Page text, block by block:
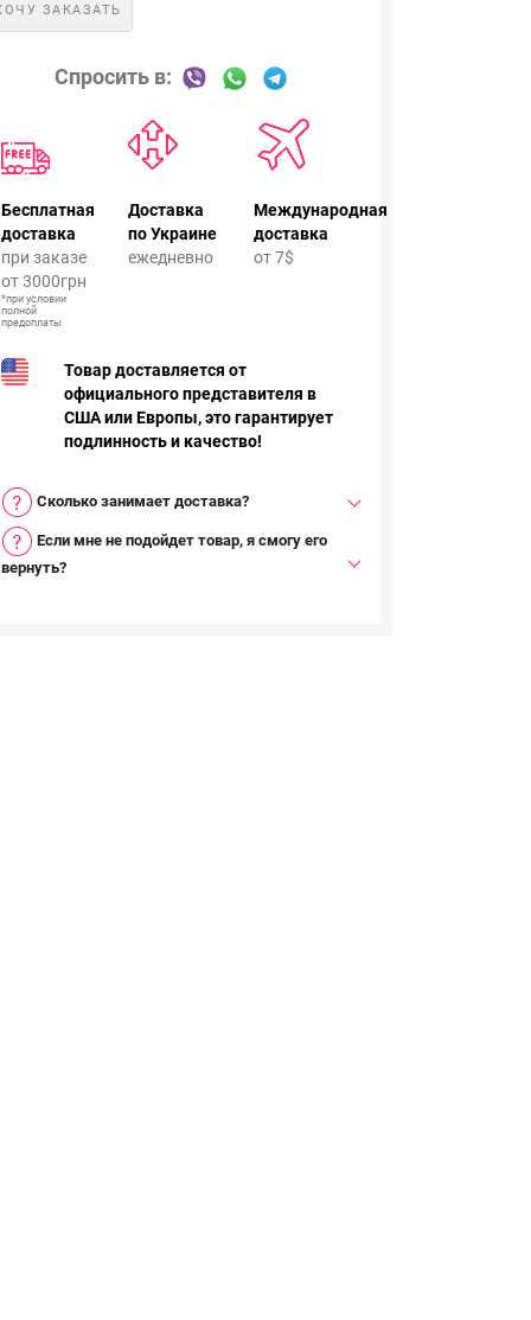
ЗАКАЗАТЬ
Спросить в:
Бесплатная
доставка
при заказе
от 3000грн
*при условии
полной
предоплаты
Доставка
по Украине
ежедневно
Международная
доставка
от 7$
Товар доставляется от
официального представителя в
США или Европы, это гарантирует
подлинность и качество!
Сколько занимает доставка?
Если мне не подойдет товар, я смогу его
вернуть?